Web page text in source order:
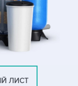
ЛИСТ